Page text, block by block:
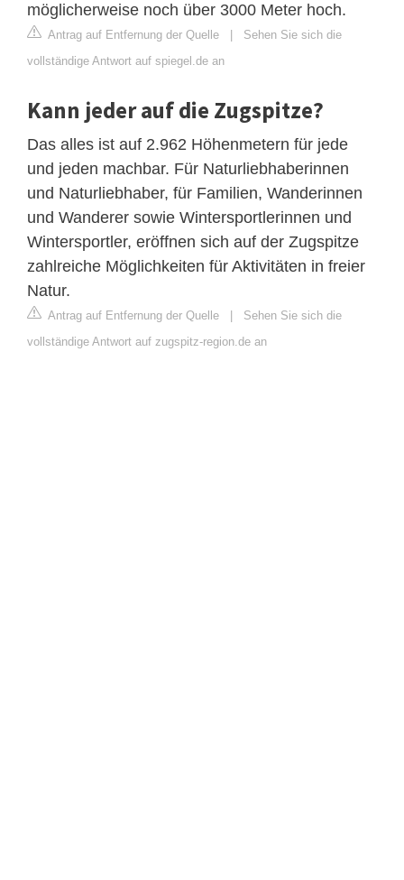
möglicherweise noch über 3000 Meter hoch.
Antrag auf Entfernung der Quelle | Sehen Sie sich die
vollständige Antwort auf spiegel.de an
Kann jeder auf die Zugspitze?
Das alles ist auf 2.962 Höhenmetern für jede
und jeden machbar. Für Naturliebhaberinnen
und Naturliebhaber, für Familien, Wanderinnen
und Wanderer sowie Wintersportlerinnen und
Wintersportler, eröffnen sich auf der Zugspitze
zahlreiche Möglichkeiten für Aktivitäten in freier
Natur.
Antrag auf Entfernung der Quelle | Sehen Sie sich die
vollständige Antwort auf zugspitz-region.de an